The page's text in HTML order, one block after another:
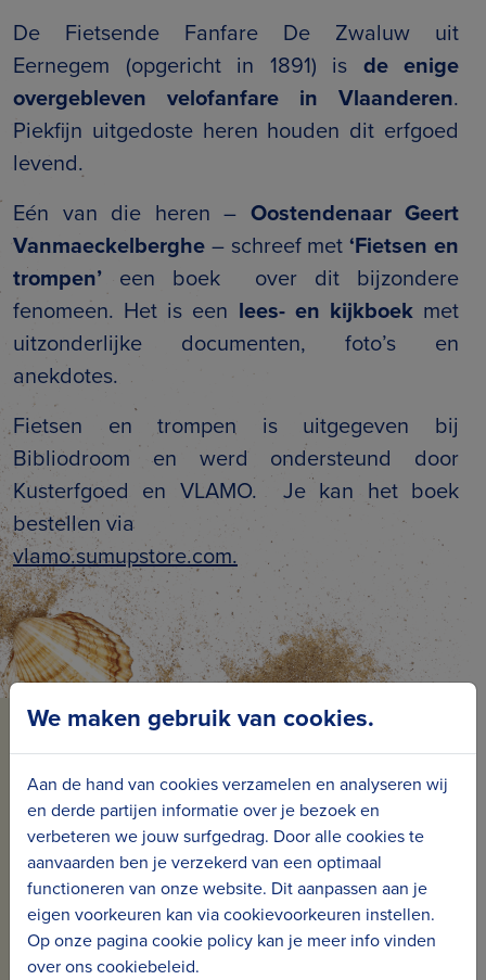
De Fietsende Fanfare De Zwaluw uit
Eernegem (opgericht in 1891) is de enige
overgebleven velofanfare in Vlaanderen.
Piekfijn uitgedoste heren houden dit erfgoed
levend.
Eén van die heren – Oostendenaar Geert
Vanmaeckelberghe – schreef met ‘Fietsen en
trompen’ een boek over dit bijzondere
fenomeen. Het is een lees- en kijkboekmet
uitzonderlijke documenten, foto’s en
anekdotes.
Fietsen en trompen is uitgegeven bij
Bibliodroom en werd ondersteund door
Kusterfgoed en VLAMO. Je kan het boek
bestellen via
vlamo.sumupstore.com.
BLIJF OP DE HOOGTE VAN
ONS NIEUWS
Schrijf je in voor onze nieuwsbrief en ontvang
maandelijks nieuws en projecten in jouw mailbox.
Inschrijven voor de nieuwsbrief
We maken gebruik van cookies.
Aan de hand van cookies verzamelen en analyseren wij
en derde partijen informatie over je bezoek en
verbeteren we jouw surfgedrag. Door alle cookies te
aanvaarden ben je verzekerd van een optimaal
functioneren van onze website. Dit aanpassen aan je
eigen voorkeuren kan via cookievoorkeuren instellen.
Op onze pagina cookie policy kan je meer info vinden
over ons cookiebeleid.